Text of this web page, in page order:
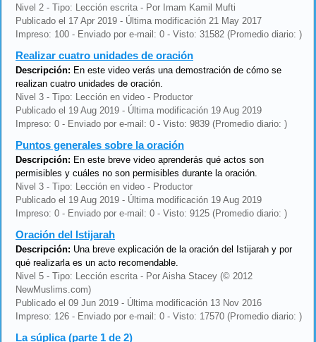
Nivel 2 - Tipo: Lección escrita - Por Imam Kamil Mufti
Publicado el 17 Apr 2019 - Última modificación 21 May 2017
Impreso: 100 - Enviado por e-mail: 0 - Visto: 31582 (Promedio diario: )
Realizar cuatro unidades de oración
Descripción: En este video verás una demostración de cómo se
realizan cuatro unidades de oración.
Nivel 3 - Tipo: Lección en video - Productor
Publicado el 19 Aug 2019 - Última modificación 19 Aug 2019
Impreso: 0 - Enviado por e-mail: 0 - Visto: 9839 (Promedio diario: )
Puntos generales sobre la oración
Descripción: En este breve video aprenderás qué actos son
permisibles y cuáles no son permisibles durante la oración.
Nivel 3 - Tipo: Lección en video - Productor
Publicado el 19 Aug 2019 - Última modificación 19 Aug 2019
Impreso: 0 - Enviado por e-mail: 0 - Visto: 9125 (Promedio diario: )
Oración del Istijarah
Descripción: Una breve explicación de la oración del Istijarah y por
qué realizarla es un acto recomendable.
Nivel 5 - Tipo: Lección escrita - Por Aisha Stacey (© 2012
NewMuslims.com)
Publicado el 09 Jun 2019 - Última modificación 13 Nov 2016
Impreso: 126 - Enviado por e-mail: 0 - Visto: 17570 (Promedio diario: )
La súplica (parte 1 de 2)